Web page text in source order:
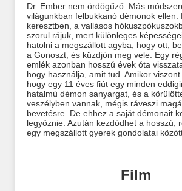
Dr. Ember nem ördögűző. Más
világunkban felbukkanó démonok ellen.
keresztben, a vallásos
szorul rájuk, mert különleges
hatolni a megszállott agyba, hogy ott,
a Gonoszt, és küzdjön meg vele. Egy
emlék azonban hosszú évek óta
hogy használja, amit tud. Amikor viszont
hogy egy 11 éves fiút egy minden
hatalmú démon sanyargat, és a
veszélyben vannak, mégis ráveszi
bevetésre. De ehhez a saját démonait
legyőznie. Azután kezdődhet a hosszú,
egy megszállott gyerek gondolatai
Film